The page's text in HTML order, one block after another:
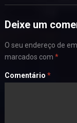
Deixe um
O seu endereço de
marcados com *
Comentário *